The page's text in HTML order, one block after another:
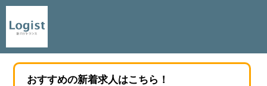
おすすめの新着求人はこちら！